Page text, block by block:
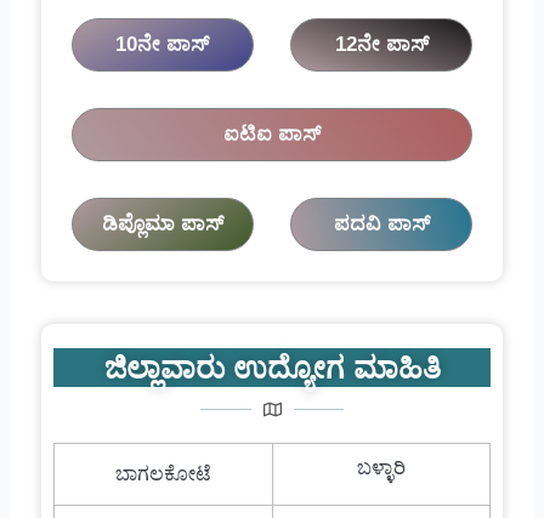
10ನೇ ಪಾಸ್ 12ನೇ ಪಾಸ್
ಐಟಿಐ ಪಾಸ್
ಡಿಪ್ಲೊಮಾ ಪಾಸ್ ಪದವಿ ಪಾಸ್
ಜಿಲ್ಲಾವಾರು ಉದ್ಯೋಗ ಮಾಹಿತಿ
ಬಾಗಲಕೋಟೆ ಬಳ್ಳಾರಿ